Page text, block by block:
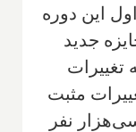
اول این دوره
جدید
تغییرات
مثبت
نفر